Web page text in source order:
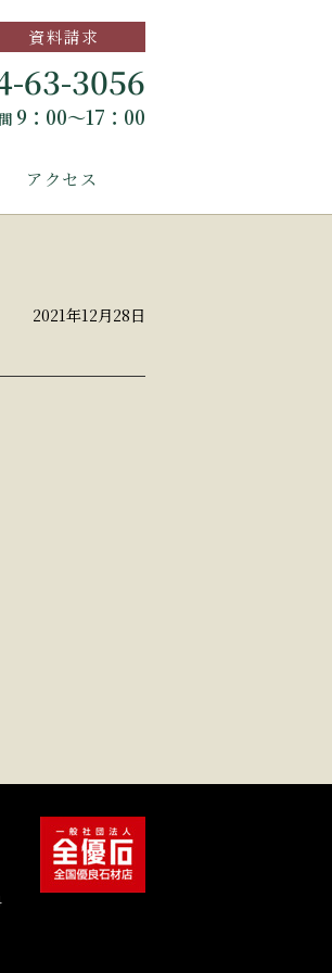
資料請求
63-3056
9：00～17：00
アクセス
2021年12月28日